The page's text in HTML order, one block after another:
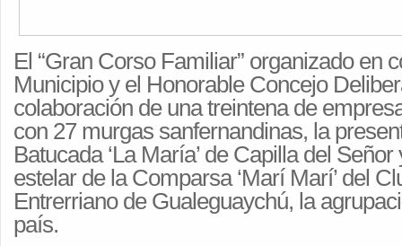
El “Gran Corso Familiar” organizado en
Municipio y el Honorable Concejo
colaboración de una treintena de
con 27 murgas sanfernandinas, la
Batucada ‘La María’ de Capilla del
estelar de la Comparsa ‘Marí Marí’ del
Entrerriano de Gualeguaychú, la
país.